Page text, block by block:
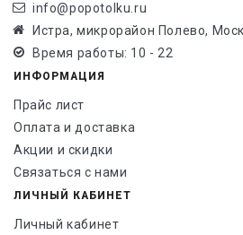
info@popotolku.ru
Истра, микрорайон Полево,
Время работы: 10 - 22
ИНФОРМАЦИЯ
Прайс лист
Оплата и доставка
Акции и скидки
Связаться с нами
ЛИЧНЫЙ КАБИНЕТ
Личный кабинет